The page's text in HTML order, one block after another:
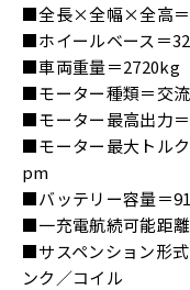
■全長×全幅×全高
■ホイールベース＝
■車両重量＝2720kg
■モーター種類＝交
■モーター最高出力
■モーター最大トル
pm
■バッテリー容量＝
■一充電航続可能距
■サスペンション形
ンク／コイル